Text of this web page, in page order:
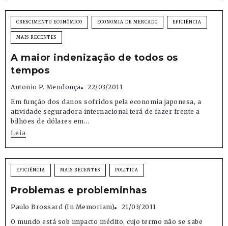
CRESCIMENTO ECONÔMICO ECONOMIA DE MERCADO EFICIÊNCIA
MAIS RECENTES
A maior indenização de todos os
tempos
Antonio P. Mendonça
22/03/2011
Em função dos danos sofridos pela economia japonesa, a
atividade seguradora internacional terá de fazer frente a
bilhões de dólares em...
Leia
EFICIÊNCIA MAIS RECENTES POLITICA
Problemas e probleminhas
Paulo Brossard (in Memoriam)
21/03/2011
O mundo está sob impacto inédito, cujo termo não se sabe